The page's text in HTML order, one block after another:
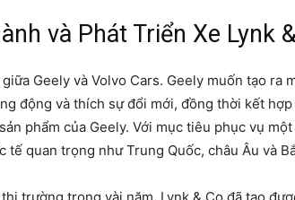
và Phát Triển Xe Lynk
Geely và Volvo Cars. Geely muốn tạo ra
động và thích sự đổi mới, đồng thời kết
phẩm của Geely. Với mục tiêu phục vụ
quan trọng như Trung Quốc, châu Âu và